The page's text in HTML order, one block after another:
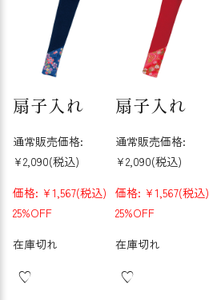
扇子入れ
通常販売価格:
¥2,090(税込)
価格: ¥1,567(税込)
25%OFF
在庫切れ
扇子入れ
通常販売価格:
¥2,090(税込)
価格: ¥1,567(税込)
25%OFF
在庫切れ